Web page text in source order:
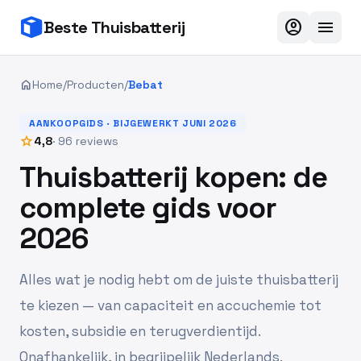
Beste Thuisbatterij account_circle menu
homeHome/Producten/Bebat
AANKOOPGIDS · BIJGEWERKT JUNI 2026
star4,8· 96 reviews
Thuisbatterij kopen: de
complete gids voor
2026
Alles wat je nodig hebt om de juiste thuisbatterij
te kiezen — van capaciteit en accuchemie tot
kosten, subsidie en terugverdientijd.
Onafhankelijk, in begrijpelijk Nederlands.